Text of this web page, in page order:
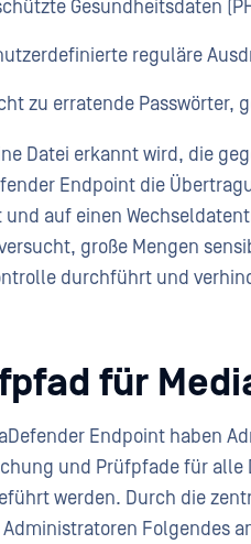
Gesundheitsdaten
reguläre
zu erratende Passwörter,
Datei erkannt wird, die
Endpoint die
und auf einen
große Mengen
durchführt und
für
Endpoint haben
und Prüfpfade für
werden. Durch die
Administratoren Folgendes